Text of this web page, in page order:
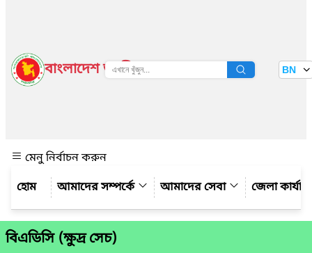
বাংলাদেশ জাতীয় তথ্য বাতায়ন BN
মেনু নির্বাচন করুন
আমাদের সম্পর্কে
আমাদের সেবা জেলা
বিএডিসি (ক্ষুদ্র সেচ)